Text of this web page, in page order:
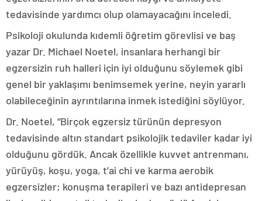
tedavisinde yardımcı olup olamayacağını inceledi.
Psikoloji okulunda kıdemli öğretim görevlisi ve baş
yazar Dr. Michael Noetel, insanlara herhangi bir
egzersizin ruh halleri için iyi olduğunu söylemek gibi
genel bir yaklaşımı benimsemek yerine, neyin yararlı
olabileceğinin ayrıntılarına inmek istediğini söylüyor.
Dr. Noetel, “Birçok egzersiz türünün depresyon
tedavisinde altın standart psikolojik tedaviler kadar iyi
olduğunu gördük. Ancak özellikle kuvvet antrenmanı,
yürüyüş, koşu, yoga, t’ai chi ve karma aerobik
egzersizler; konuşma terapileri ve bazı antidepresan